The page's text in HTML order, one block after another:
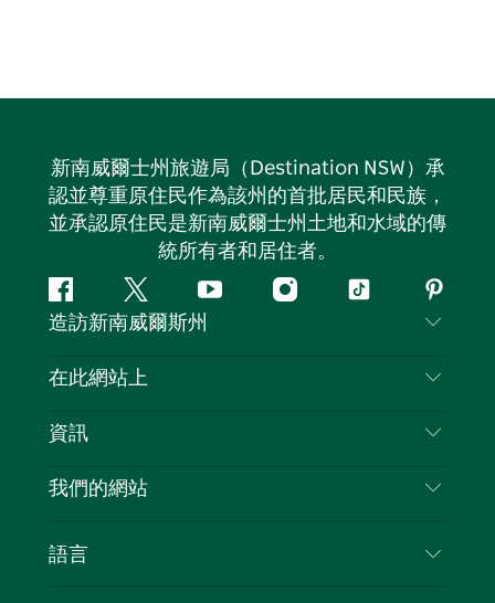
新南威爾士州旅遊局（Destination NSW）承
認並尊重原住民作為該州的首批居民和民族，
並承認原住民是新南威爾士州土地和水域的傳
統所有者和居住者。
Facebook嘰
嘰
喳
Youtube Instagram
抖
造訪新南威爾斯州
聯絡我們
隱私
Cookie 通知
在此網站上
目的地
新南威爾斯州公路旅行
活動
資訊
旅行資訊
新南威爾斯的商業
我們的網站
語言